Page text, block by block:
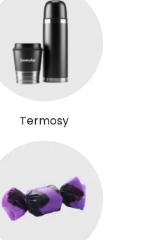
Termosy